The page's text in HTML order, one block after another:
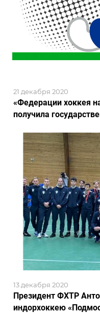
«Федерации хоккея
получила
21 декабря 2020
Президент ФХТР
индорхоккею
13 декабря 2020